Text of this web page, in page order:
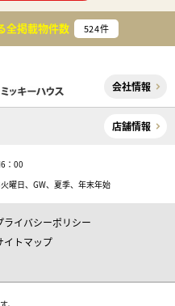
全掲載物件数 524件
会社情報
店舗情報
：00
曜日、GW、夏季、年末年始
ライバシーポリシー
イトマップ